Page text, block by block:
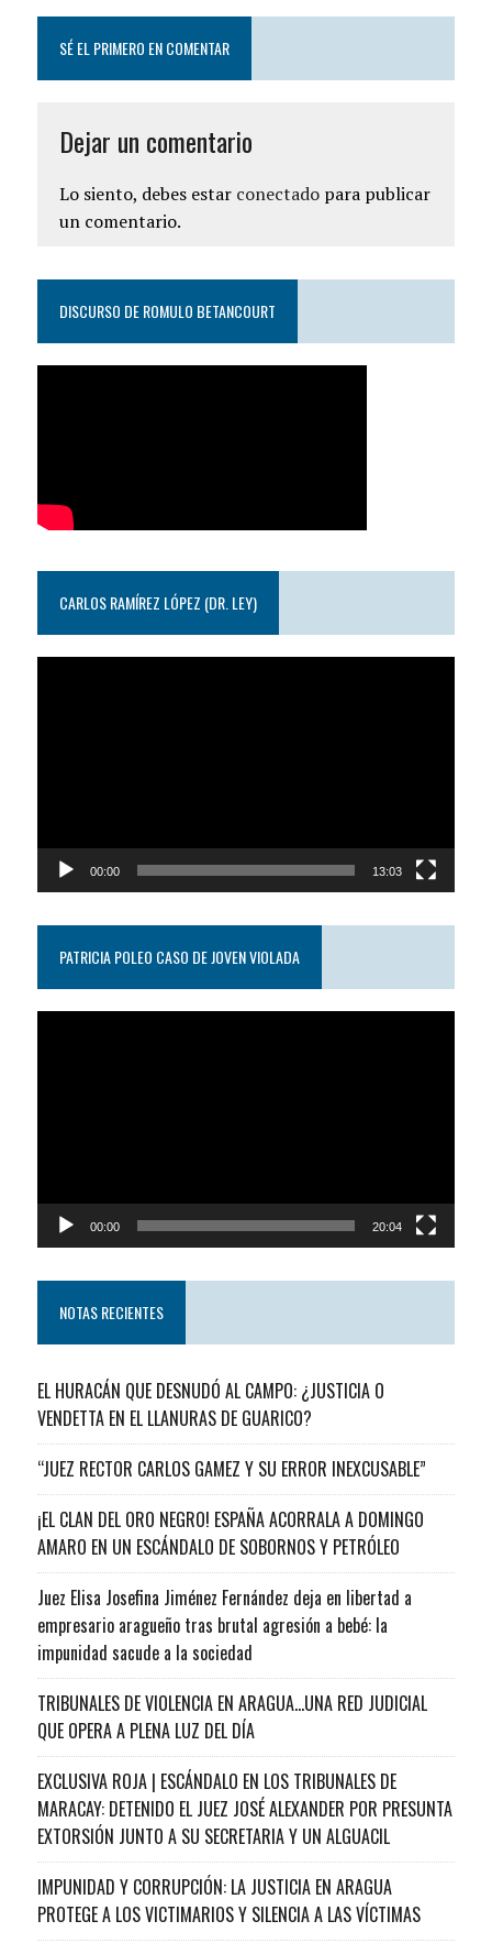
SÉ EL PRIMERO EN COMENTAR
Dejar un comentario
Lo siento, debes estar conectadopara publicar
un comentario.
DISCURSO DE ROMULO BETANCOURT
CARLOS RAMÍREZ LÓPEZ (DR. LEY)
00:00 13:03
PATRICIA POLEO CASO DE JOVEN VIOLADA
00:00 20:04
NOTAS RECIENTES
EL HURACÁN QUE DESNUDÓ AL CAMPO: ¿JUSTICIA O
VENDETTA EN EL LLANURAS DE GUARICO?
“JUEZ RECTOR CARLOS GAMEZ Y SU ERROR INEXCUSABLE”
¡EL CLAN DEL ORO NEGRO! ESPAÑA ACORRALA A DOMINGO
AMARO EN UN ESCÁNDALO DE SOBORNOS Y PETRÓLEO
Juez Elisa Josefina Jiménez Fernández deja en libertad a
empresario aragueño tras brutal agresión a bebé: la
impunidad sacude a la sociedad
TRIBUNALES DE VIOLENCIA EN ARAGUA…UNA RED JUDICIAL
QUE OPERA A PLENA LUZ DEL DÍA
EXCLUSIVA ROJA | ESCÁNDALO EN LOS TRIBUNALES DE
MARACAY: DETENIDO EL JUEZ JOSÉ ALEXANDER POR PRESUNTA
EXTORSIÓN JUNTO A SU SECRETARIA Y UN ALGUACIL
IMPUNIDAD Y CORRUPCIÓN: LA JUSTICIA EN ARAGUA
PROTEGE A LOS VICTIMARIOS Y SILENCIA A LAS VÍCTIMAS